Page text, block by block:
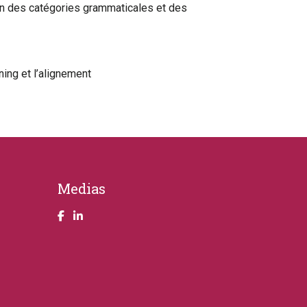
des catégories grammaticales et des
et l’alignement
Medias
Take a look on our facebook page